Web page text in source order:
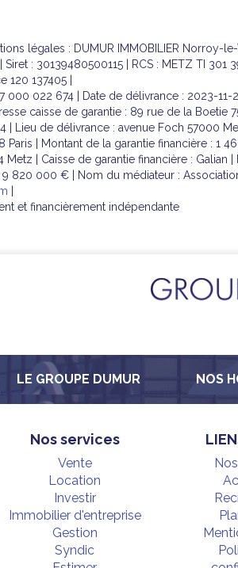
légales : DUMUR IMMOBILIER Norroy-
| Siret : 30139480500115 | RCS : METZ TI
120 137405 |
000 022 674 | Date de délivrance : 2023-
caisse de garantie : 89 rue de la Boetie
| Lieu de délivrance : avenue Foch 57000
Paris | Montant de la garantie financière : 1
Metz | Caisse de garantie financière :
9 820 000 € | Nom du médiateur :
et financièrement indépendante
LE GROUPE DUMUR NOS
Nos services
Vente
Location
Investir
Immobilier d'entreprise
Gestion
Syndic